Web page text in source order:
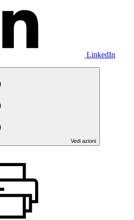
LinkedIn
Vedi azioni